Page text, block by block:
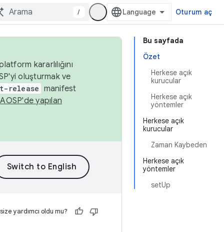
/ Oturum aç
Bu sayfada
Özet
Herkese açık
kurucular
Herkese açık
yöntemler
Herkese açık
kurucular
Zaman Kaybeden
Herkese açık
yöntemler
setUp
kararlılığını
oluşturmak ve
release manifest
AOSP'de yapılan
yardımcı oldu mu?